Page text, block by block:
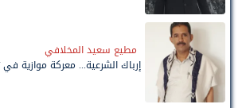
مطيع سعيد المخلافي
إرباك الشرعية... معركة موازية